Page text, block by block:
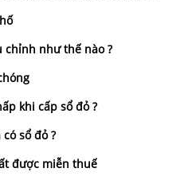
chỉnh như thế nào ?
khi cấp sổ đỏ ?
sổ đỏ ?
được miễn thuế